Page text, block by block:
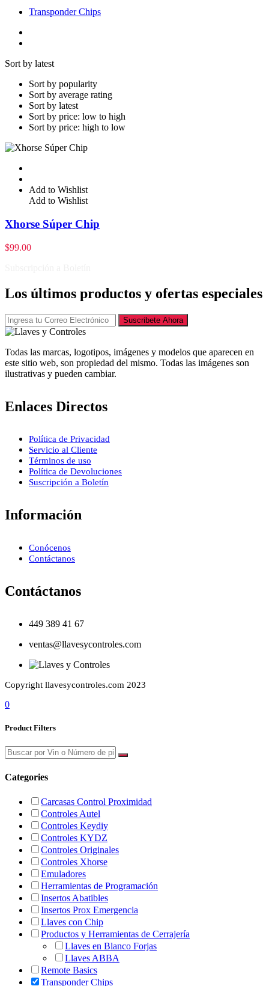
Transponder Chips
Sort by latest
Sort by popularity
Sort by average rating
Sort by latest
Sort by price: low to high
Sort by price: high to low
Add to Wishlist
Add to Wishlist
Xhorse Súper Chip
$99.00
Los últimos productos y ofertas especiales
Suscribete Ahora
Todas las marcas, logotipos, imágenes y modelos que aparecen en
este sitio web, son propiedad del mismo. Todas las imágenes son
ilustrativas y pueden cambiar.
Enlaces Directos
Política de Privacidad
Servicio al Cliente
Términos de uso
Política de Devoluciones
Suscripción a Boletín
Información
Conócenos
Contáctanos
Contáctanos
449 389 41 67
ventas@llavesycontroles.com
Copyright llavesycontroles.com 2023
0
Product Filters
Categories
Carcasas Control Proximidad
Controles Autel
Controles Keydiy
Controles KYDZ
Controles Originales
Controles Xhorse
Emuladores
Herramientas de Programación
Insertos Abatibles
Insertos Prox Emergencia
Llaves con Chip
Productos y Herramientas de Cerrajería
Llaves en Blanco Forjas
Llaves ABBA
Remote Basics
Transponder Chips